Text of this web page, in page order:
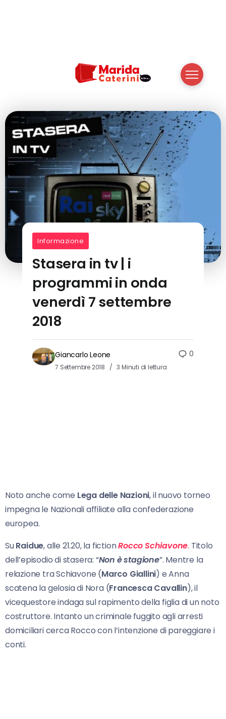
Informazione
Stasera in tv | i
programmi in onda
venerdì 7 settembre
2018
Giancarlo Leone
7 Settembre 2018 3 Minuti di lettura
0
Noto anche come Lega delle Nazioni, il nuovo torneo
impegna le Nazionali affiliate alla confederazione
europea.
SuRaidue, alle 21.20, la fictionRocco Schiavone. Titolo
dell’episodio di stasera: “Non è stagione”. Mentre la
relazione tra Schiavone (Marco Giallini) e Anna
scatena la gelosia di Nora (FrancescaCavallin), il
vicequestore indaga sul rapimento della figlia di un noto
costruttore. Intanto un criminale fuggito agli arresti
domiciliari cerca Rocco con l’intenzione di pareggiare i
conti.